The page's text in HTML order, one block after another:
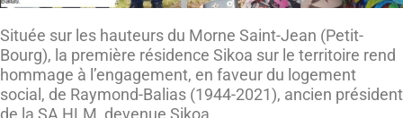
Située sur les hauteurs du Morne Saint-Jean (Petit-
Bourg), la première résidence Sikoa sur le territoire rend
hommage à l’engagement, en faveur du logement
social, de Raymond-Balias (1944-2021), ancien président
de la SA HLM, devenue Sikoa.